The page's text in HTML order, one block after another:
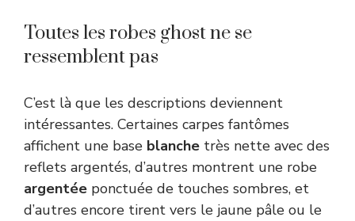
Toutes les robes ghost ne se
ressemblent pas
C’est là que les descriptions deviennent
intéressantes. Certaines carpes fantômes
affichent une base blanche très nette avec des
reflets argentés, d’autres montrent une robe
argentée ponctuée de touches sombres, et
d’autres encore tirent vers le jaune pâle ou le